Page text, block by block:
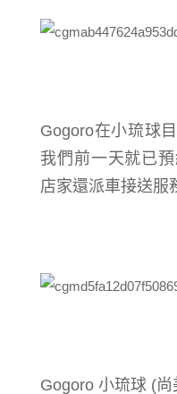
Gogoro在小琉球
我們前一天就已
店家還派車接送服
Gogoro 小琉球 (尚